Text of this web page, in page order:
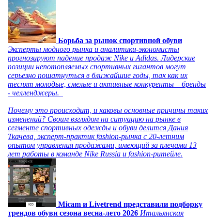
Борьба за рынок спортивной обуви
Эксперты модного рынка и аналитики-экономисты
прогнозируют падение продаж Nike и Adidas. Лидерские
позиции непотопляемых спортивных гигантов могут
серьезно пошатнуться в ближайшие годы, так как их
теснят молодые, смелые и активные конкуренты – бренды
- челленджеры.
Почему это происходит, и каковы основные причины таких
изменений? Своим взглядом на ситуацию на рынке в
сегменте спортивных одежды и обуви делится Дания
Ткачева, эксперт-практик fashion-рынка с 20-летним
опытом управления продажами, имеющий за плечами 13
лет работы в команде Nike Russia и fashion-ритейле.
Micam и Livetrend представили подборку
трендов обуви сезона весна-лето 2026 Итальянская